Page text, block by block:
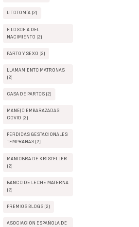
LITOTOMÍA (2)
FILOSOFIA DEL
NACIMIENTO (2)
PARTO Y SEXO (2)
LLAMAMIENTO MATRONAS
(2)
CASA DE PARTOS (2)
MANEJO EMBARAZADAS
COVID (2)
PÉRDIDAS GESTACIONALES
TEMPRANAS (2)
MANIOBRA DE KRISTELLER
(2)
BANCO DE LECHE MATERNA
(2)
PREMIOS BLOGS (2)
ASOCIACIÓN ESPAÑOLA DE